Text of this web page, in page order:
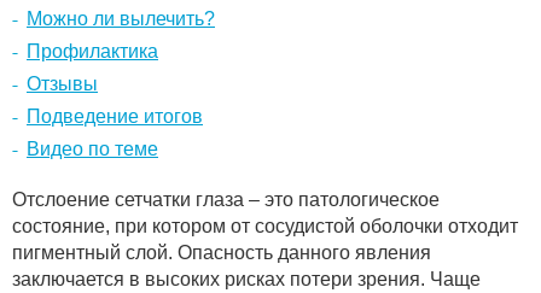
Можно ли вылечить?
Профилактика
Отзывы
Подведение итогов
Видео по теме
Отслоение сетчатки глаза – это патологическое
состояние, при котором от сосудистой оболочки отходит
пигментный слой. Опасность данного явления
заключается в высоких рисках потери зрения. Чаще